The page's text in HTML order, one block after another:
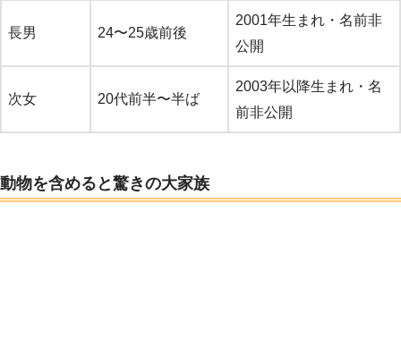
長男 24〜25歳前後
2001年生まれ・名前非
公開
次女 20代前半〜半ば
2003年以降生まれ・名
前非公開
動物を含めると驚きの大家族